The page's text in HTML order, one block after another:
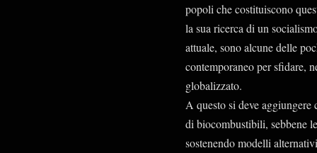
popoli che costituiscono
la sua ricerca di un
attuale, sono alcune delle
contemporaneo per sfidare,
globalizzato.
A questo si deve
di biocombustibili, sebbene
sostenendo modelli